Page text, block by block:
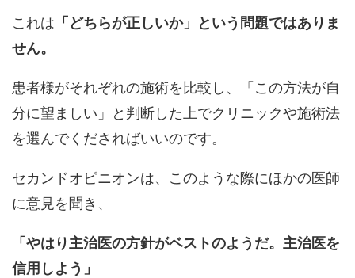
これは 「どちらが正しいか」という問題ではありま
せん。
患者様がそれぞれの施術を比較し、「この方法が自
分に望ましい」と判断した上でクリニックや施術法
を選んでくださればいいのです。
セカンドオピニオンは、このような際にほかの医師
に意見を聞き、
「やはり主治医の方針がベストのようだ。主治医を
信用しよう」